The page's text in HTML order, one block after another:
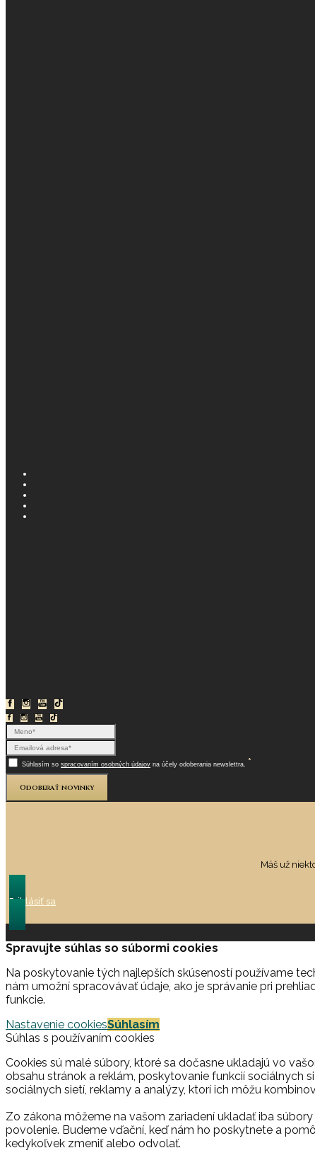
Súhlasím so spracovaním osobných údajov na účely odoberania newslettra. *
Odoberať novinky
Máš už
Prihlásiť sa
Spravujte súhlas so súbormi cookies
Na poskytovanie tých najlepších skúseností používame
nám umožní spracovávať údaje, ako je správanie pri
funkcie.
Nastavenie cookiesSúhlasím
Súhlas s používaním cookies
Cookies sú malé súbory, ktoré sa dočasne ukladajú vo
obsahu stránok a reklám, poskytovanie funkcií sociálnych
sociálnych sietí, reklamy a analýzy, ktorí ich môžu
Zo zákona môžeme na vašom zariadení ukladať iba
povolenie. Budeme vďační, keď nám ho poskytnete a
kedykoľvek zmeniť alebo odvolať.